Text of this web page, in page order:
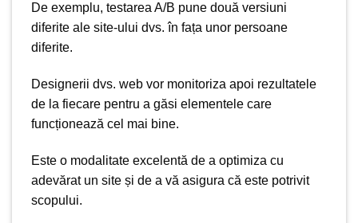
De exemplu, testarea A/B pune două versiuni
diferite ale site-ului dvs. în fața unor persoane
diferite.
Designerii dvs. web vor monitoriza apoi rezultatele
de la fiecare pentru a găsi elementele care
funcționează cel mai bine.
Este o modalitate excelentă de a optimiza cu
adevărat un site și de a vă asigura că este potrivit
scopului.